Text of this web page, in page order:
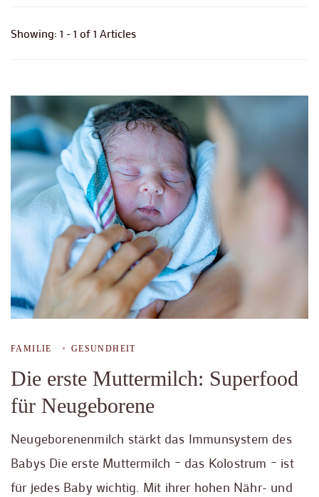
Showing: 1 - 1 of 1 Articles
FAMILIE GESUNDHEIT
Die erste Muttermilch: Superfood
für Neugeborene
Neugeborenenmilch stärkt das Immunsystem des
Babys Die erste Muttermilch – das Kolostrum – ist
für jedes Baby wichtig. Mit ihrer hohen Nähr- und